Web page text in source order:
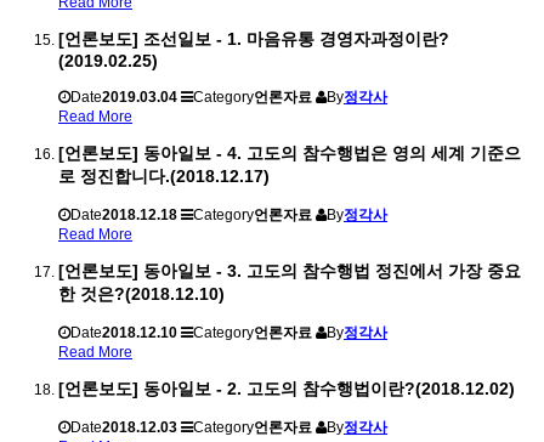
[언론보도] 조선일보 - 1. 마음유통 경영자과정이란?
(2019.02.25)
Date2019.03.04 Category언론자료 By정각사
Read More
[언론보도] 동아일보 - 4. 고도의 참수행법은 영의 세계 기준으
로 정진합니다.(2018.12.17)
Date2018.12.18 Category언론자료 By정각사
Read More
[언론보도] 동아일보 - 3. 고도의 참수행법 정진에서 가장 중요
한 것은?(2018.12.10)
Date2018.12.10 Category언론자료 By정각사
Read More
[언론보도] 동아일보 - 2. 고도의 참수행법이란?(2018.12.02)
Date2018.12.03 Category언론자료 By정각사